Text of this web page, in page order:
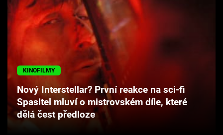
Filmy
Seriály
Hry
Cool Esport
Pořady
KINOFILMY
Nový Interstellar? První reakce na sci-fi
Spasitel mluví o mistrovském díle, které
dělá čest předloze